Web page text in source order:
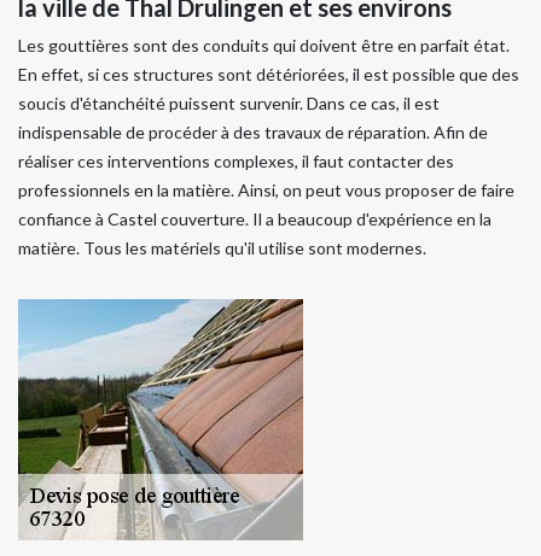
la ville de Thal Drulingen et ses environs
Les gouttières sont des conduits qui doivent être en parfait état.
En effet, si ces structures sont détériorées, il est possible que des
soucis d'étanchéité puissent survenir. Dans ce cas, il est
indispensable de procéder à des travaux de réparation. Afin de
réaliser ces interventions complexes, il faut contacter des
professionnels en la matière. Ainsi, on peut vous proposer de faire
confiance à Castel couverture. Il a beaucoup d'expérience en la
matière. Tous les matériels qu'il utilise sont modernes.